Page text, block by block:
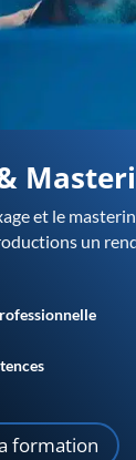
et le
un
formation